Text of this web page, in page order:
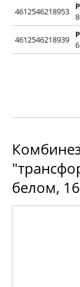
4612546218953
4612546218939
белом,